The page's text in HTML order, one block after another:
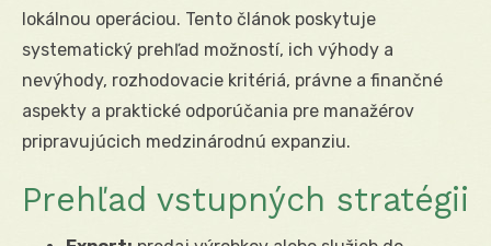
lokálnou operáciou. Tento článok poskytuje
systematický prehľad možností, ich výhody a
nevýhody, rozhodovacie kritériá, právne a finančné
aspekty a praktické odporúčania pre manažérov
pripravujúcich medzinárodnú expanziu.
Prehľad vstupných stratégii